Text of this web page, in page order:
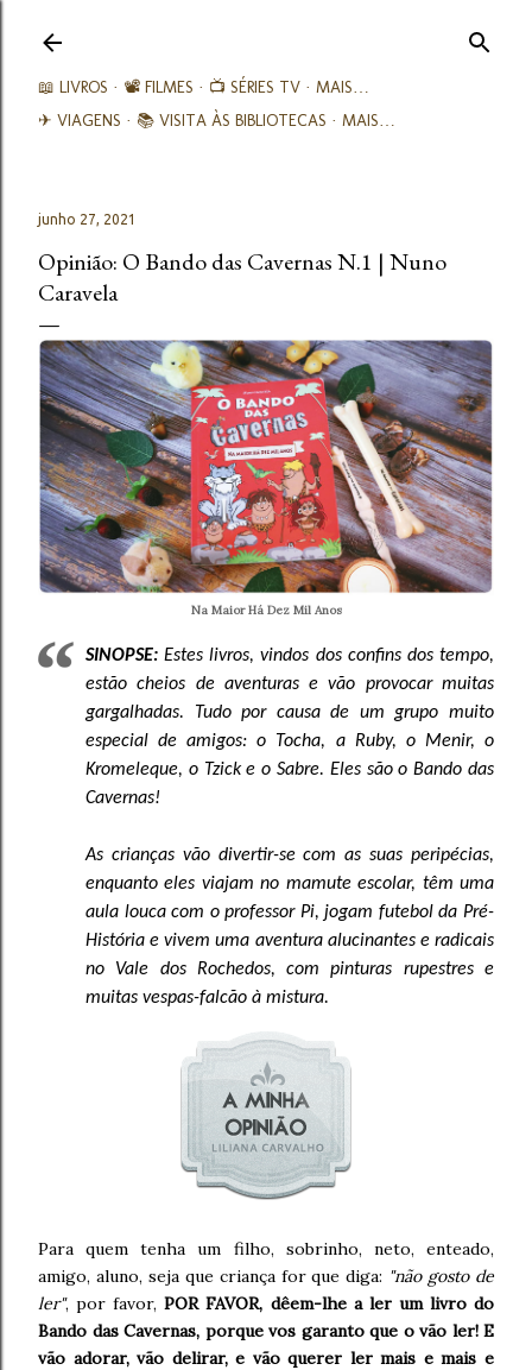
📖 LIVROS 📽️ FILMES 📺 SÉRIES TV
MAIS…
✈ VIAGENS
📚︎ VISITA ÀS BIBLIOTECAS MAIS…
junho 27, 2021
Opinião: O Bando das Cavernas N.1 | Nuno
Caravela
Na Maior Há Dez Mil Anos
SINOPSE: Estes livros, vindos dos confins dos tempo,
estão cheios de aventuras e vão provocar muitas
gargalhadas. Tudo por causa de um grupo muito
especial de amigos: o Tocha, a Ruby, o Menir, o
Kromeleque, o Tzick e o Sabre. Eles são o Bando das
Cavernas!
As crianças vão divertir-se com as suas peripécias,
enquanto eles viajam no mamute escolar, têm uma
aula louca com o professor Pi, jogam futebol da Pré-
História e vivem uma aventura alucinantes e radicais
no Vale dos Rochedos, com pinturas rupestres e
muitas vespas-falcão à mistura.
Para quem tenha um filho, sobrinho, neto, enteado,
amigo, aluno, seja que criança for que diga: "não gosto de
ler", por favor,POR FAVOR, dêem-lhe a ler um livro do
Bando das Cavernas, porque vos garanto que o vão ler! E
vão adorar, vão delirar, e vão querer ler mais e mais e